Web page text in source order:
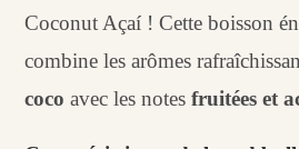
Coconut Açaí ! Cette boisson
combine les arômes
coco avec les notesfruitées et